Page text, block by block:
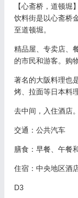
【心斋桥，道顿堀
饮料街是以心斋桥
至道顿堀。
精品屋、专卖店、
的市民和游客。购
著名的大阪料理也
烤、拉面等日本料
去中间，入住酒店。
交通：公共汽车
膳食：早餐、午餐
住宿：中央地区酒
D3